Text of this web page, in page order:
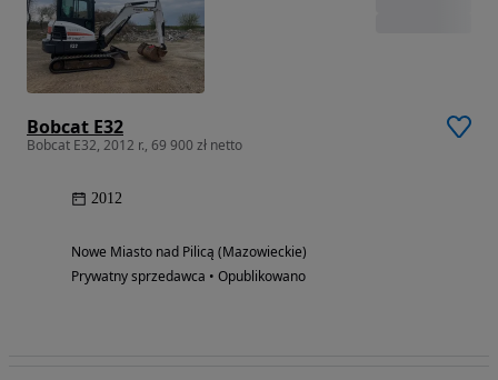
Bobcat E32
Bobcat E32, 2012 r., 69 900 zł netto
2012
Nowe Miasto nad Pilicą (Mazowieckie)
Prywatny sprzedawca • Opublikowano